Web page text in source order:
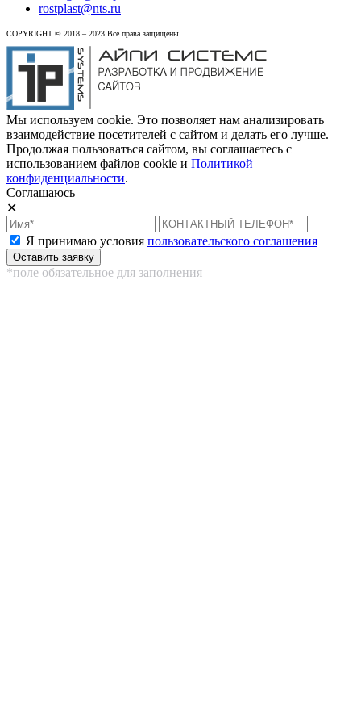
rostplast@nts.ru
COPYRIGHT © 2018 – 2023 Все права защищены
Мы используем cookie. Это позволяет нам анализировать
взаимодействие посетителей с сайтом и делать его лучше.
Продолжая пользоваться сайтом, вы соглашаетесь с
использованием файлов cookie и Политикой
конфиденциальности.
Соглашаюсь
✕
Я принимаю условия пользовательского соглашения
*поле обязательное для заполнения